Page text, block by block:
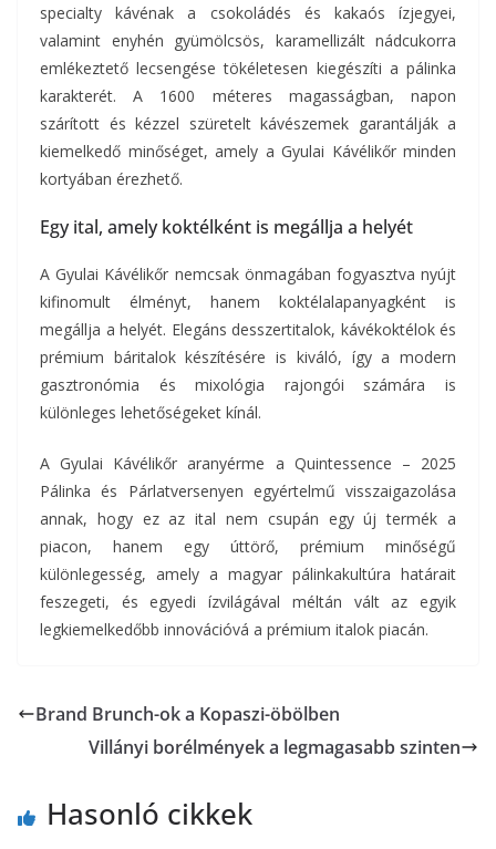
specialty kávénak a csokoládés és kakaós ízjegyei,
valamint enyhén gyümölcsös, karamellizált nádcukorra
emlékeztető lecsengése tökéletesen kiegészíti a pálinka
karakterét. A 1600 méteres magasságban, napon
szárított és kézzel szüretelt kávészemek garantálják a
kiemelkedő minőséget, amely a Gyulai Kávélikőr minden
kortyában érezhető.
Egy ital, amely koktélként is megállja a helyét
A Gyulai Kávélikőr nemcsak önmagában fogyasztva nyújt
kifinomult élményt, hanem koktélalapanyagként is
megállja a helyét. Elegáns desszertitalok, kávékoktélok és
prémium báritalok készítésére is kiváló, így a modern
gasztronómia és mixológia rajongói számára is
különleges lehetőségeket kínál.
A Gyulai Kávélikőr aranyérme a Quintessence – 2025
Pálinka és Párlatversenyen egyértelmű visszaigazolása
annak, hogy ez az ital nem csupán egy új termék a
piacon, hanem egy úttörő, prémium minőségű
különlegesség, amely a magyar pálinkakultúra határait
feszegeti, és egyedi ízvilágával méltán vált az egyik
legkiemelkedőbb innovációvá a prémium italok piacán.
Brand Brunch-ok a Kopaszi-öbölben
Villányi borélmények a legmagasabb szinten
Hasonló cikkek